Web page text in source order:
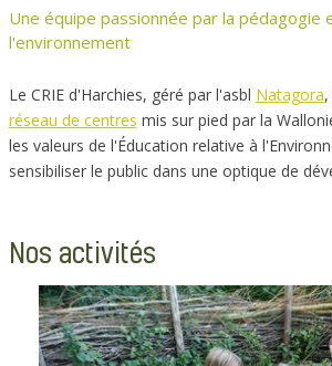
Une équipe passionnée par la pédagogie
l'environnement
Le CRIE d'Harchies, géré par l'asbl Natagora
réseau de centres mis sur pied par la
les valeurs de l'Éducation relative à
sensibiliser le public dans une optique de
Nos activités